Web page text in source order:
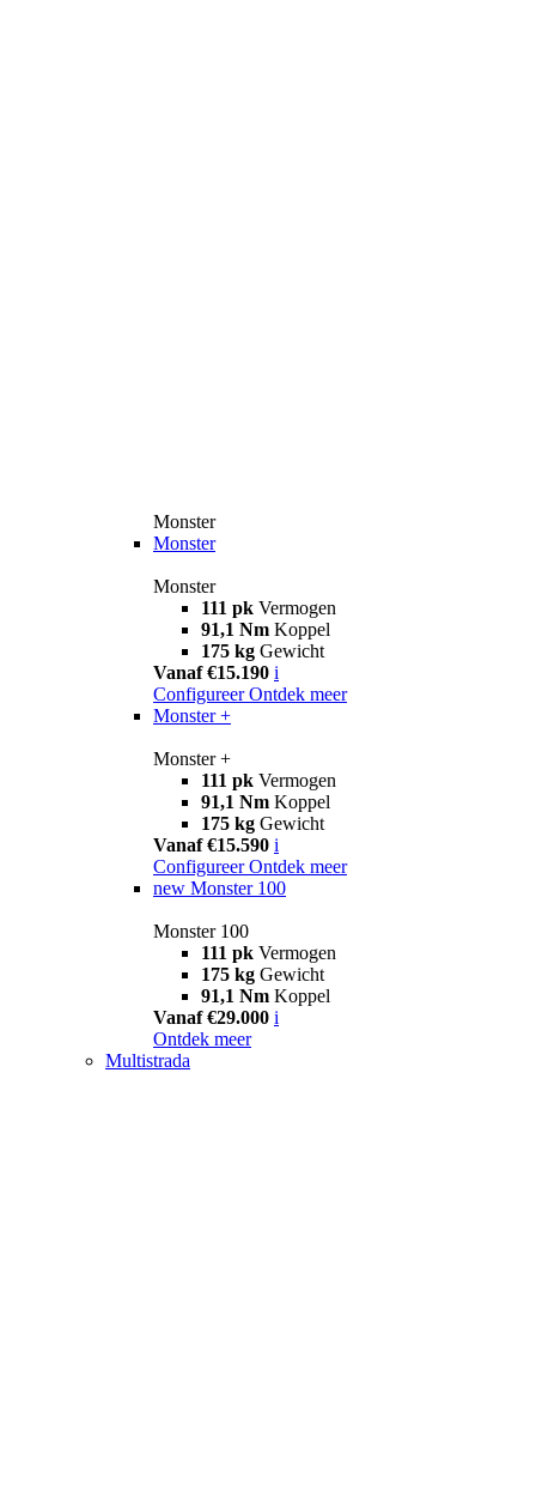
Monster
Monster
Monster
111 pk Vermogen
91,1 Nm Koppel
175 kg Gewicht
Vanaf €15.190 i
Configureer Ontdek meer
Monster +
Monster +
111 pk Vermogen
91,1 Nm Koppel
175 kg Gewicht
Vanaf €15.590 i
Configureer Ontdek meer
new Monster 100
Monster 100
111 pk Vermogen
175 kg Gewicht
91,1 Nm Koppel
Vanaf €29.000 i
Ontdek meer
Multistrada